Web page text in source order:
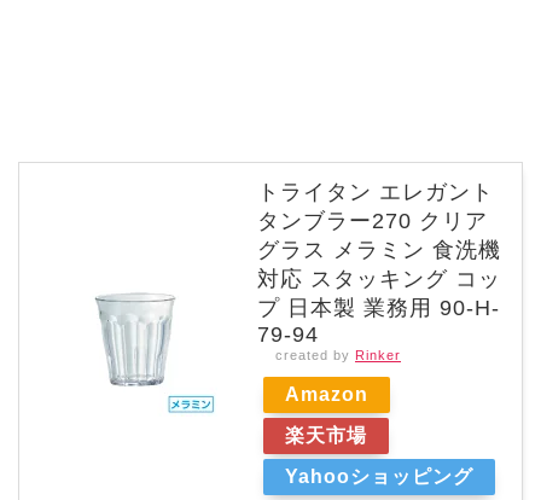
トライタン エレガント
タンブラー270 クリア
グラス メラミン 食洗機
対応 スタッキング コッ
プ 日本製 業務用 90-H-
79-94
created by Rinker
Amazon
楽天市場
Yahooショッピング